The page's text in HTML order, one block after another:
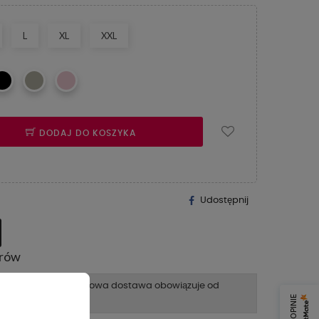
L XL XXL
DODAJ DO KOSZYKA
Udostępnij
, darmowa dostawa obowiązuje od